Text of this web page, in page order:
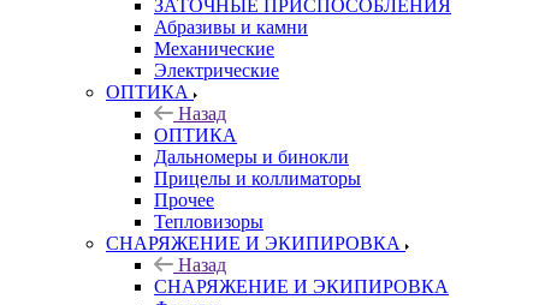
ЗАТОЧНЫЕ ПРИСПОСОБЛЕНИЯ
Абразивы и камни
Механические
Электрические
ОПТИКА
Назад
ОПТИКА
Дальномеры и бинокли
Прицелы и коллиматоры
Прочее
Тепловизоры
СНАРЯЖЕНИЕ И ЭКИПИРОВКА
Назад
СНАРЯЖЕНИЕ И ЭКИПИРОВКА